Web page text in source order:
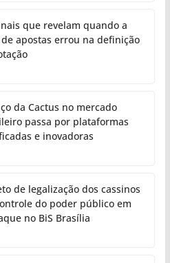
que revelam quando a
de apostas errou na definição
da Cactus no mercado
passa por plataformas
e inovadoras
de legalização dos cassinos
do poder público em
no BiS Brasília